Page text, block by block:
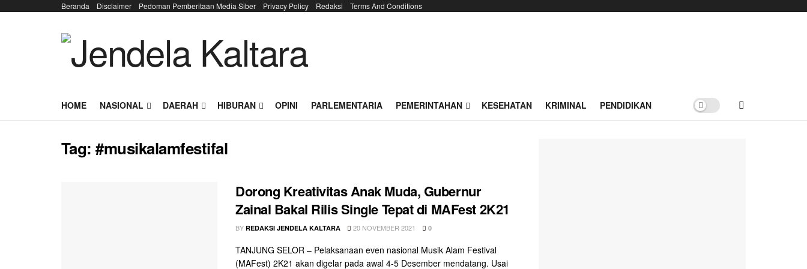
Beranda Disclaimer Pedoman Pemberitaan Media Siber Privacy Policy Redaksi Terms And Conditions
HOME NASIONAL DAERAH HIBURAN OPINI PARLEMENTARIA PEMERINTAHAN KESEHATAN KRIMINAL PENDIDIKAN
Tag:#musikalamfestifal
Dorong Kreativitas Anak Muda, Gubernur
Zainal Bakal Rilis Single Tepat di MAFest 2K21
BY REDAKSI JENDELA KALTARA 20 NOVEMBER 2021 0
TANJUNG SELOR – Pelaksanaan even nasional Musik Alam Festival
(MAFest) 2K21 akan digelar pada awal 4-5 Desember mendatang. Usai